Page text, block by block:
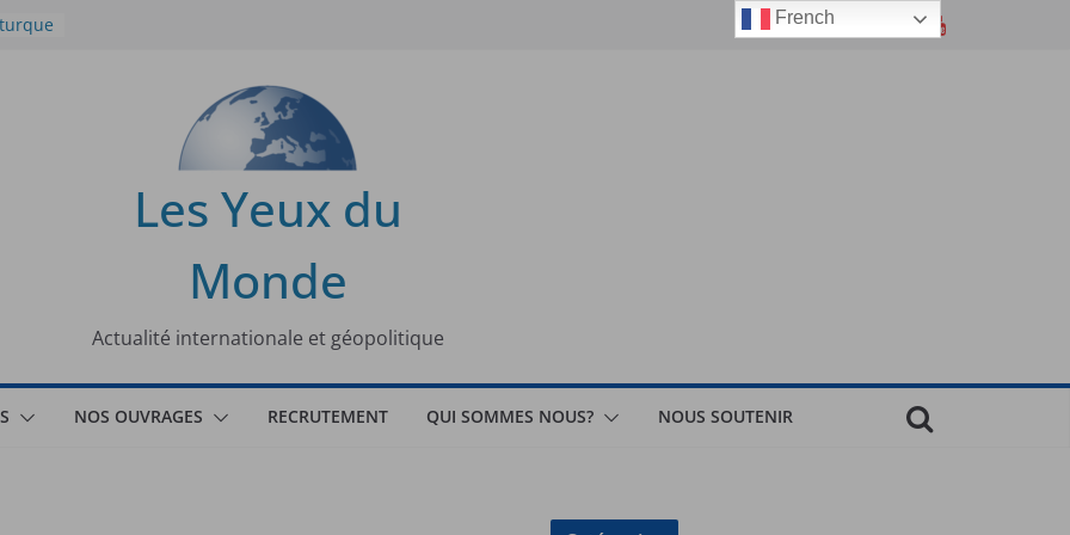
Les Yeux du
Monde
Actualité internationale et géopolitique
NOS OUVRAGES RECRUTEMENT QUI SOMMES NOUS? NOUS SOUTENIR
French